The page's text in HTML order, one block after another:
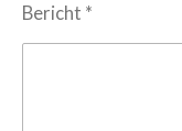
Bericht *